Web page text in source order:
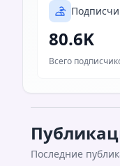
80.6K
Всего
Последние